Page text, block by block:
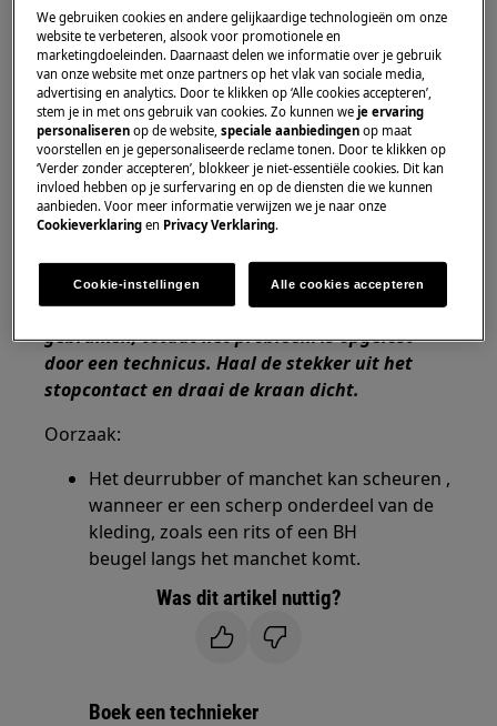
Wasmachine
Wasdroogcombinatie
Oplossing:
Neem contact op met onze
servicedienst voor een afspraak.
Wanneer de bovenstaande suggesties het
probleem niet hebben opgelost, adviseren wij
een bezoek van een technicus aan. te vragen.
We adviseren om het apparaat niet meer te
gebruiken, totdat het probleem is opgelost
door een technicus. Haal de stekker uit het
stopcontact en draai de kraan dicht.
Oorzaak:
Het deurrubber of manchet kan scheuren ,
wanneer er een scherp onderdeel van de
kleding, zoals een rits of een BH
beugel langs het manchet komt.
Was dit artikel nuttig?
Boek een technieker
We gebruiken cookies en andere gelijkaardige technologieën om onze
website te verbeteren, alsook voor promotionele en
marketingdoeleinden. Daarnaast delen we informatie over je gebruik
van onze website met onze partners op het vlak van sociale media,
advertising en analytics. Door te klikken op ‘Alle cookies accepteren’,
stem je in met ons gebruik van cookies. Zo kunnen weje ervaring
personaliseren op de website,speciale aanbiedingen op maat
voorstellen en je gepersonaliseerde reclame tonen. Door te klikken op
‘Verder zonder accepteren’, blokkeer je niet-essentiële cookies. Dit kan
invloed hebben op je surfervaring en op de diensten die we kunnen
aanbieden. Voor meer informatie verwijzen we je naar onze
Cookieverklaring en Privacy Verklaring.
Cookie-instellingen Alle cookies accepteren